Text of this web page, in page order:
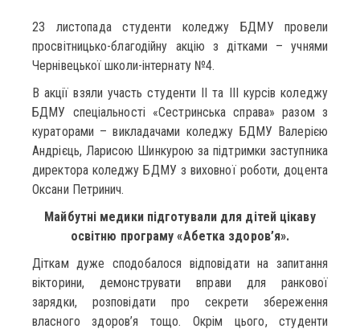
23 листопада студенти коледжу БДМУ провели
просвітницько-благодійну акцію з дітками – учнями
Чернівецької школи-інтернату №4.
В акції взяли участь студенти ІІ та ІІІ курсів коледжу
БДМУ спеціальності «Сестринська справа» разом з
кураторами – викладачами коледжу БДМУ Валерією
Андрієць, Ларисою Шинкурою за підтримки заступника
директора коледжу БДМУ з виховної роботи, доцента
Оксани Петринич.
Майбутні медики підготували для дітей цікаву
освітню програму «Абетка здоров’я».
Діткам дуже сподобалося відповідати на запитання
вікторини, демонструвати вправи для ранкової
зарядки, розповідати про секрети збереження
власного здоров’я тощо. Окрім цього, студенти